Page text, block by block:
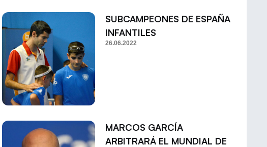
SUBCAMPEONES DE ESPAÑA
INFANTILES
26.06.2022
MARCOS GARCÍA
ARBITRARÁ EL MUNDIAL DE